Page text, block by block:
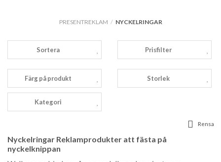
PRESENTREKLAM / NYCKELRINGAR
Sortera Prisfilter
Färg på produkt Storlek
Kategori
Rensa
Nyckelringar Reklamprodukter att fästa på
nyckelknippan